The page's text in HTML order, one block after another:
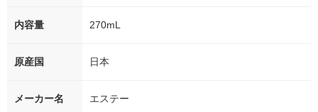
内容量 270mL
原産国 日本
メーカー名 エステー